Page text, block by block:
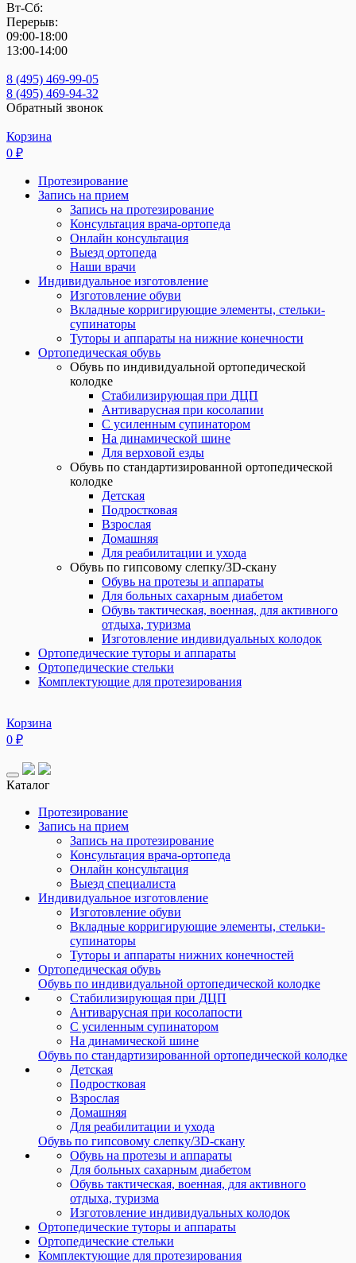
Вт-Сб:
Перерыв:
09:00-18:00
13:00-14:00
8 (495) 469-99-05
8 (495) 469-94-32
Обратный звонок
Корзина
0 ₽
Протезирование
Запись на прием
Запись на протезирование
Консультация врача-ортопеда
Онлайн консультация
Выезд ортопеда
Наши врачи
Индивидуальное изготовление
Изготовление обуви
Вкладные корригирующие элементы, стельки-
супинаторы
Туторы и аппараты на нижние конечности
Ортопедическая обувь
Обувь по индивидуальной ортопедической
колодке
Стабилизирующая при ДЦП
Антиварусная при косолапии
С усиленным супинатором
На динамической шине
Для верховой езды
Обувь по стандартизированной ортопедической
колодке
Детская
Подростковая
Взрослая
Домашняя
Для реабилитации и ухода
Обувь по гипсовому слепку/3D-скану
Обувь на протезы и аппараты
Для больных сахарным диабетом
Обувь тактическая, военная, для активного
отдыха, туризма
Изготовление индивидуальных колодок
Ортопедические туторы и аппараты
Ортопедические стельки
Комплектующие для протезирования
Корзина
0 ₽
Каталог
Протезирование
Запись на прием
Запись на протезирование
Консультация врача-ортопеда
Онлайн консультация
Выезд специалиста
Индивидуальное изготовление
Изготовление обуви
Вкладные корригирующие элементы, стельки-
супинаторы
Туторы и аппараты нижних конечностей
Ортопедическая обувь
Обувь по индивидуальной ортопедической колодке
Стабилизирующая при ДЦП
Антиварусная при косолапости
С усиленным супинатором
На динамической шине
Обувь по стандартизированной ортопедической колодке
Детская
Подростковая
Взрослая
Домашняя
Для реабилитации и ухода
Обувь по гипсовому слепку/3D-скану
Обувь на протезы и аппараты
Для больных сахарным диабетом
Обувь тактическая, военная, для активного
отдыха, туризма
Изготовление индивидуальных колодок
Ортопедические туторы и аппараты
Ортопедические cтельки
Комплектующие для протезирования